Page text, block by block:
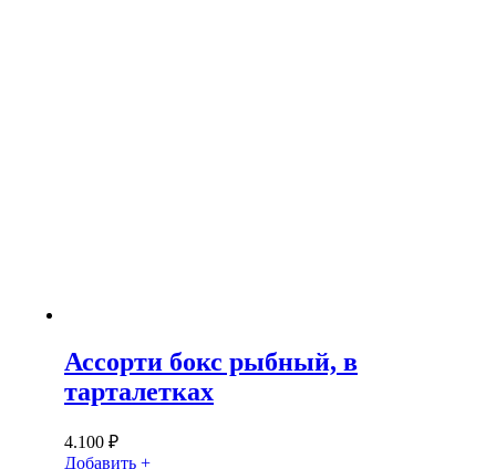
Ассорти бокс рыбный, в
тарталетках
4.100 ₽
Добавить +